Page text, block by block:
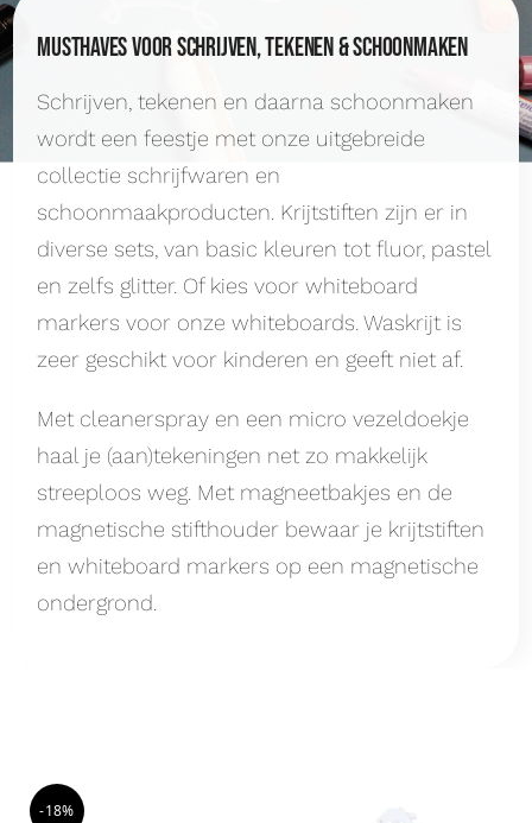
Musthaves voor schrijven, tekenen & schoonmaken
Schrijven, tekenen en daarna schoonmaken
wordt een feestje met onze uitgebreide
collectie schrijfwaren en
schoonmaakproducten. Krijtstiften zijn er in
diverse sets, van basic kleuren tot fluor, pastel
en zelfs glitter. Of kies voor whiteboard
markers voor onze whiteboards. Waskrijt is
zeer geschikt voor kinderen en geeft niet af.
Met cleanerspray en een micro vezeldoekje
haal je (aan)tekeningen net zo makkelijk
streeploos weg. Met magneetbakjes en de
magnetische stifthouder bewaar je krijtstiften
en whiteboard markers op een magnetische
ondergrond.
-18%